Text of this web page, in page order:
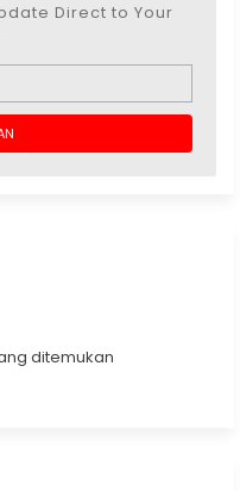
Direct to Your
ditemukan